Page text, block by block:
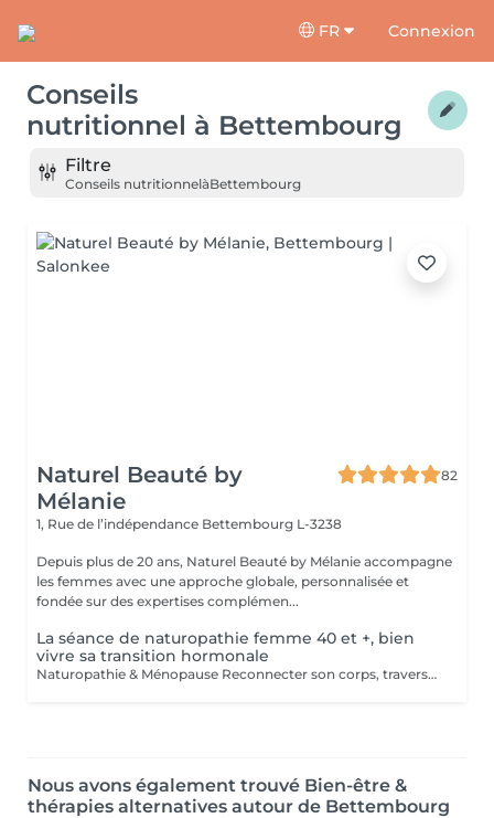
FR Connexion
Conseils
nutritionnel à Bettembourg
Filtre
Conseils nutritionnelàBettembourg
Naturel Beauté by
Mélanie
82
1, Rue de l’indépendance Bettembourg L-3238
Depuis plus de 20 ans, Naturel Beauté by Mélanie accompagne
les femmes avec une approche globale, personnalisée et
fondée sur des expertises complémen...
La séance de naturopathie femme 40 et +, bien
vivre sa transition hormonale
Naturopathie & Ménopause Reconnecter son corps, traverser en conscience Accompagner le corps, apaiser l'esprit, honorer cette nouvelle étape. La ménopause n'est pas une fin, c'est une transition. Un changement profond, parfois déstabilisant, mais aussi une occasion de renouer avec soi-même, de se recentrer sur ses besoins, son énergie, son rythme. Je vous propose un accompagnement global, doux et naturel, basé sur la naturopathie, l'écoute et des outils de mieux-être adaptés à votre histoire. Un accompagnement global et sur-mesure Chaque femme vit cette période différemment. C'est pourquoi mon accompagnement prend en compte : - Vos symptômes physiques (bouffées de chaleur, prise de poids, troubles du sommeil, sécheresse, fatigue) - Vos émotions (irritabilité, anxiété, perte de repères, tristesse) - Vos besoins profonds (équilibre hormonal, bien-être digestif, gestion du stress, ancrage, acceptation de soi) Mon approche mêle : - Bilan de vitalité naturopathique - Conseils alimentaires doux et respectueux - Soutien par les plantes (phyto, gemmo, huiles essentielles) - Exercices de respiration, relaxation, ancrage - Suggestions de rituels et routines bien-être simples à intégrer au quotidien Une femme ménopausée est une femme puissante Ce n'est pas un déclin, c'est une renaissance, un changement de saison intérieure. Mon rôle est de vous aider à vivre cette étape avec sérénité, clarté et vitalité, en respectant vos besoins, vos rythmes, votre unicité. Offrez-vous un accompagnement bienveillant et naturel. Je vous propose un bilan initial suivi de séances régulières ou ponctuelles, selon votre rythme et vos objectifs. > Contactez-moi pour échanger librement autour de vos besoins ou pour réserver une première rencontre.
Nous avons également trouvé Bien-être &
thérapies alternatives autour de Bettembourg